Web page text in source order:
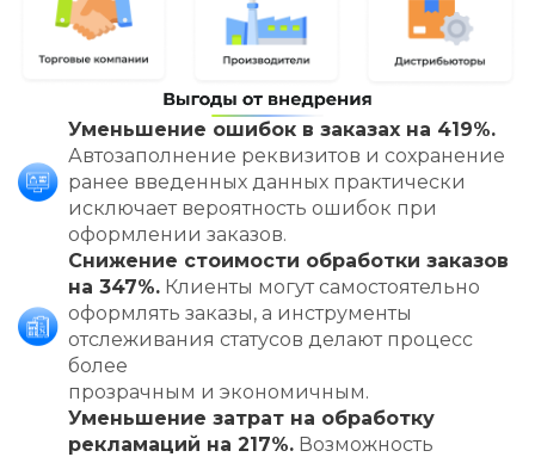
Уменьшение ошибок в заказах на 419%.
Автозаполнение реквизитов и сохранение
ранее введенных данных практически
исключает вероятность ошибок при
оформлении заказов.
Снижение стоимости обработки заказов
на 347%. Клиенты могут самостоятельно
оформлять заказы, а инструменты
отслеживания статусов делают процесс
более
прозрачным и экономичным.
Уменьшение затрат на обработку
рекламаций на 217%. Возможность